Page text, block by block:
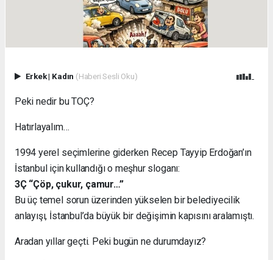
Erkek| Kadın (Haberi Sesli Oku)
Peki nedir bu TOÇ?
Hatırlayalım…
1994 yerel seçimlerine giderken Recep Tayyip Erdoğan’ın
İstanbul için kullandığı o meşhur sloganı:
3Ç “Çöp, çukur, çamur…”
Bu üç temel sorun üzerinden yükselen bir belediyecilik
anlayışı, İstanbul’da büyük bir değişimin kapısını aralamıştı.
Aradan yıllar geçti. Peki bugün ne durumdayız?